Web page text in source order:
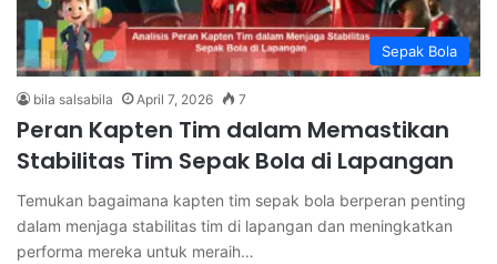
Sepak Bola
bila salsabila April 7, 2026 7
Peran Kapten Tim dalam Memastikan
Stabilitas Tim Sepak Bola di Lapangan
Temukan bagaimana kapten tim sepak bola berperan penting
dalam menjaga stabilitas tim di lapangan dan meningkatkan
performa mereka untuk meraih…